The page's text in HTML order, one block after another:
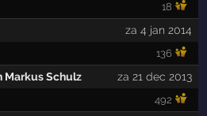
18
za 4 jan 2014
136
Markus Schulz za 21 dec 2013
492